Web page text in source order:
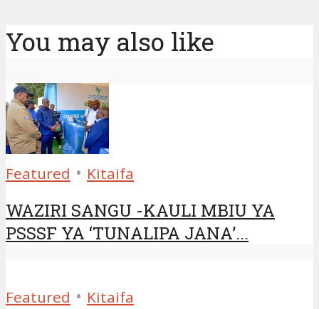
You may also like
Featured • Kitaifa
WAZIRI SANGU -KAULI MBIU YA
PSSSF YA ‘TUNALIPA JANA’...
Featured • Kitaifa